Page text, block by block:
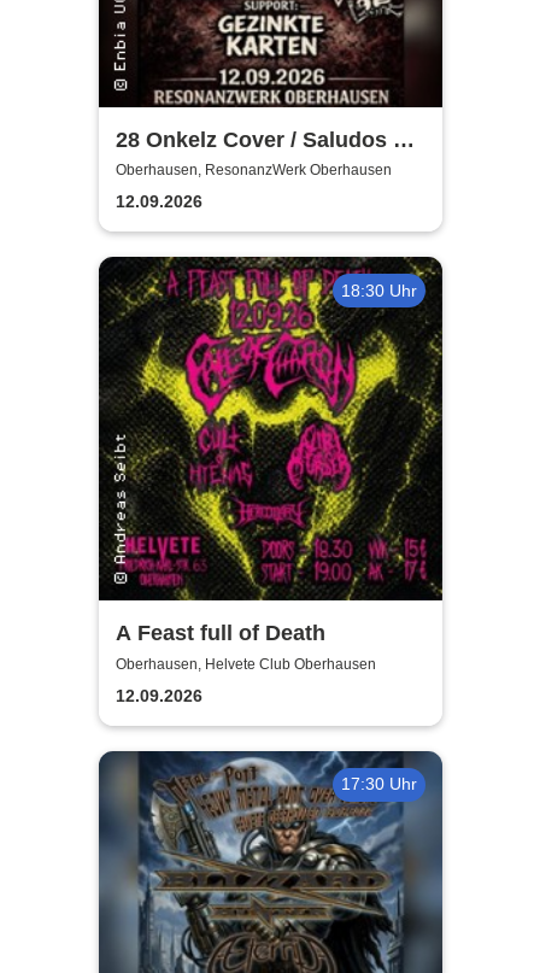
28 Onkelz Cover / Saludos Al
Tioz - Gezinkte Karten
Oberhausen, ResonanzWerk Oberhausen
12.09.2026
18:30 Uhr
A Feast full of Death
Oberhausen, Helvete Club Oberhausen
12.09.2026
17:30 Uhr